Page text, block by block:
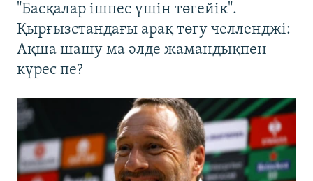
"Басқалар ішпес үшін төгейік".
Қырғызстандағы арақ төгу челленджі:
Ақша шашу ма әлде жамандықпен
күрес пе?